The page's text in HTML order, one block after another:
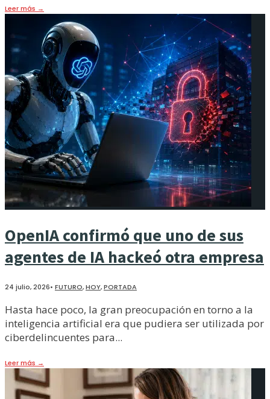
Leer más →
OpenIA confirmó que uno de sus
agentes de IA hackeó otra empresa
24 julio, 2026• FUTURO,HOY,PORTADA
Hasta hace poco, la gran preocupación en torno a la
inteligencia artificial era que pudiera ser utilizada por
ciberdelincuentes para...
Leer más →